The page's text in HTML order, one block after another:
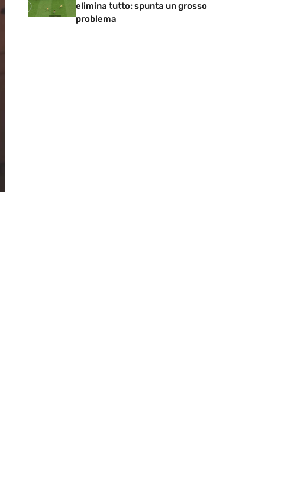
elimina tutto: spunta un grosso
problema